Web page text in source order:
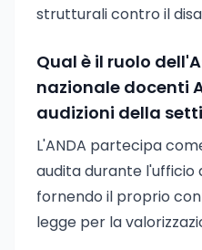
strutturali contro il
Qual è il ruolo
nazionale docenti
audizioni della
L'ANDA partecipa
audita durante l'ufficio
fornendo il proprio
legge per la